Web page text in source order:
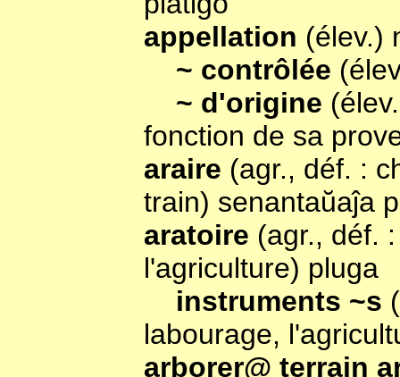
appellation (élev.)
~ contrôlée
~ d'origine
fonction de sa
araire (agr., déf. :
train) senantaŭaĵa
aratoire (agr., déf.
l'agriculture) pluga
instruments ~s
labourage,
arborer@ terrain